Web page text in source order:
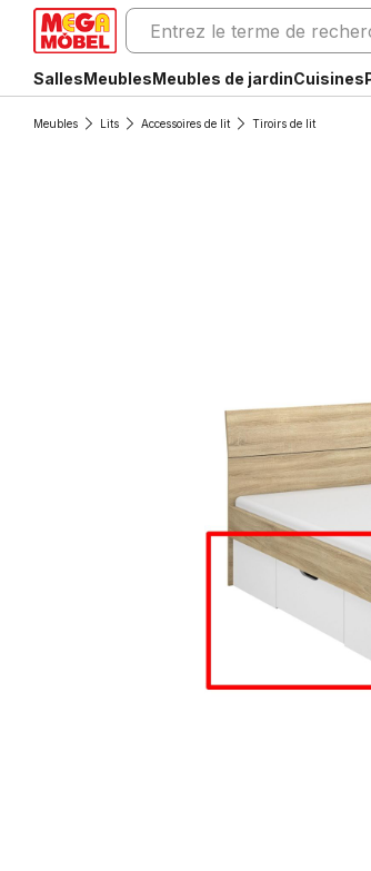
SallesMeublesMeubles de jardinCuisines
Meubles Lits Accessoires de lit Tiroirs de lit